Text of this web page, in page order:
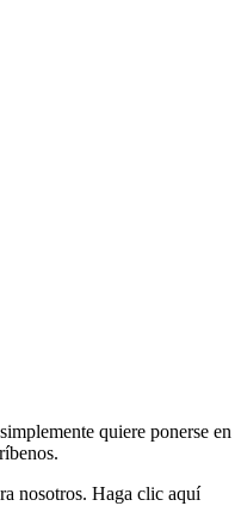
quiere ponerse en
nosotros. Haga clic aquí